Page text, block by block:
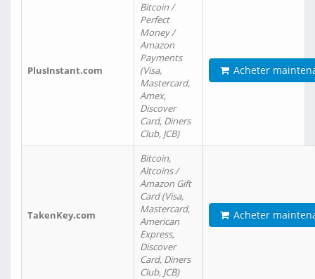
PlusInstant.com
Bitcoin /
Perfect
Money /
Amazon
Payments
(Visa,
Mastercard,
Amex,
Discover
Card, Diners
Club, JCB)
Acheter
TakenKey.com
Bitcoin,
Altcoins /
Amazon Gift
Card (Visa,
Mastercard,
American
Express,
Discover
Card, Diners
Club, JCB)
Acheter